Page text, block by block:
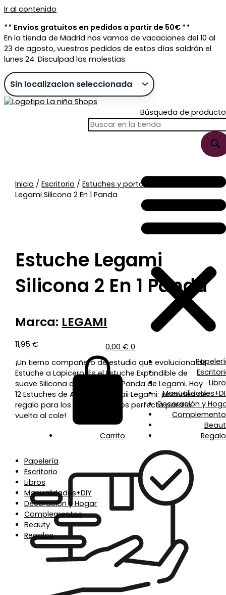
Ir al contenido
** Envíos gratuitos en pedidos a partir de 50€ **
En la tienda de Madrid nos vamos de vacaciones del 10 al
23 de agosto, vuestros pedidos de estos días saldrán el
lunes 24. Disculpad las molestias.
Búsqueda de
0,00 € 0
Carrito
Decoración y
Papelería
Escritorio
Libros
Manualidades+DIY
Decoración y Hogar
Complementos
Beauty
Regalos
Inicio /Escritorio /Estuches y portatodos
Legami Silicona 2 En 1 Panda
Estuche Legami
Silicona 2 En 1 Panda
Marca: LEGAMI
11,95€
¡Un tierno compañero de estudio que evoluciona de
Estuche a Lapicero! Es el Estuche Expandible de
suave Silicona con temática Panda de Legami. Hay
12 Estuches de Animales Kawaii Legami: ¡una idea de
regalo para los más pequeños perfecta para la
vuelta al cole!